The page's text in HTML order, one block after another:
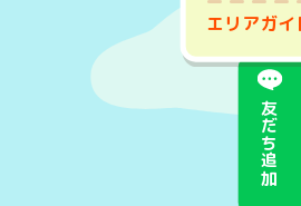
エリアガイ
友だち追加